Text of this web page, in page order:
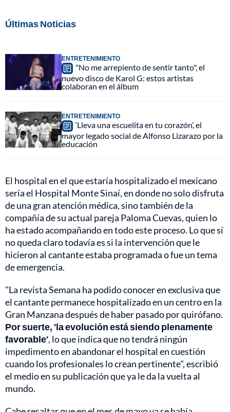
Últimas Noticias
ENTRETENIMIENTO
"No me arrepiento de sentir tanto", el
nuevo disco de Karol G: estos artistas
colaboran en el álbum
ENTRETENIMIENTO
‘Lleva una escuelita en tu corazón’, el
mayor legado social de Alfonso Lizarazo por la
educación
El hospital en el que estaría hospitalizado el mexicano
sería el Hospital Monte Sinaí, en donde no solo disfruta
de una gran atención médica, sino también de la
compañía de su actual pareja Paloma Cuevas, quien lo
ha estado acompañando en todo este proceso. Lo que sí
no queda claro todavía es si la intervención que le
hicieron al cantante estaba programada o fue un tema
de emergencia.
"La revista Semana ha podido conocer en exclusiva que
el cantante permanece hospitalizado en un centro en la
Gran Manzana después de haber pasado por quirófano.
Por suerte, 'la evolución está siendo plenamente
favorable', lo que indica que no tendrá ningún
impedimento en abandonar el hospital en cuestión
cuando los profesionales lo crean pertinente", escribió
el medio en su publicación que ya le da la vuelta al
mundo.